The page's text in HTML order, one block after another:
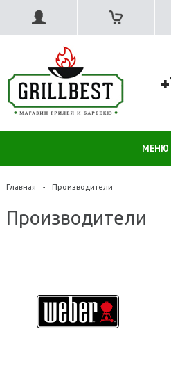
МЕНЮ
Главная - Производители
Производители